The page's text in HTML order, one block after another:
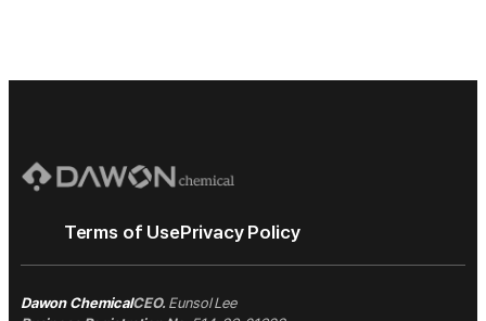
Terms of UsePrivacy Policy
Dawon ChemicalCEO. Eunsol Lee